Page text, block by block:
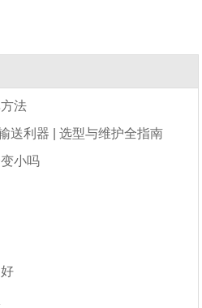
法
送利器 | 选型与维护全指南
小吗